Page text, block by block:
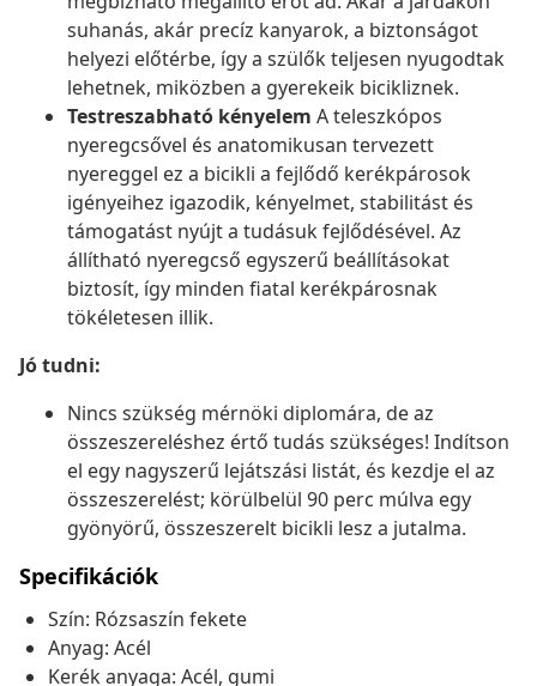
suhanás, akár precíz kanyarok, a biztonságot
helyezi előtérbe, így a szülők teljesen nyugodtak
lehetnek, miközben a gyerekeik bicikliznek.
Testreszabható kényelem A teleszkópos
nyeregcsővel és anatomikusan tervezett
nyereggel ez a bicikli a fejlődő kerékpárosok
igényeihez igazodik, kényelmet, stabilitást és
támogatást nyújt a tudásuk fejlődésével. Az
állítható nyeregcső egyszerű beállításokat
biztosít, így minden fiatal kerékpárosnak
tökéletesen illik.
Jó tudni:
Nincs szükség mérnöki diplomára, de az
összeszereléshez értő tudás szükséges! Indítson
el egy nagyszerű lejátszási listát, és kezdje el az
összeszerelést; körülbelül 90 perc múlva egy
gyönyörű, összeszerelt bicikli lesz a jutalma.
Specifikációk
Szín: Rózsaszín fekete
Anyag: Acél
Kerék anyaga: Acél, gumi